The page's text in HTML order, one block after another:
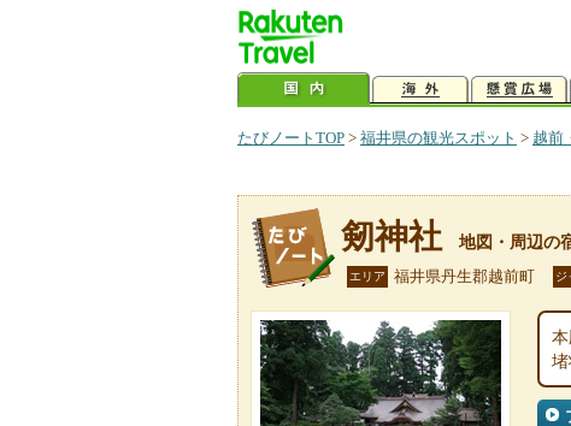
たびノートTOP > 福井県の観光スポット > 越前
剱神社 地図・周辺の
エリア 福井県丹生郡越前町 ジ